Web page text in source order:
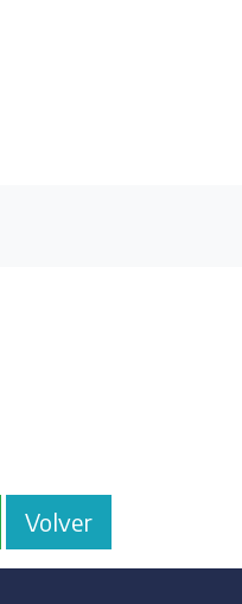
Volver